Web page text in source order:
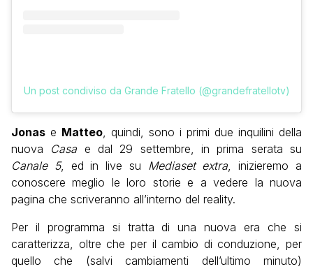
Un post condiviso da Grande Fratello (@grandefratellotv)
Jonas e Matteo , quindi, sono i primi due inquilini della
nuova Casa e dal 29 settembre, in prima serata su
Canale 5, ed in live su Mediaset extra , inizieremo a
conoscere meglio le loro storie e a vedere la nuova
pagina che scriveranno all’interno del reality.
Per il programma si tratta di una nuova era che si
caratterizza, oltre che per il cambio di conduzione, per
quello che (salvi cambiamenti dell’ultimo minuto)